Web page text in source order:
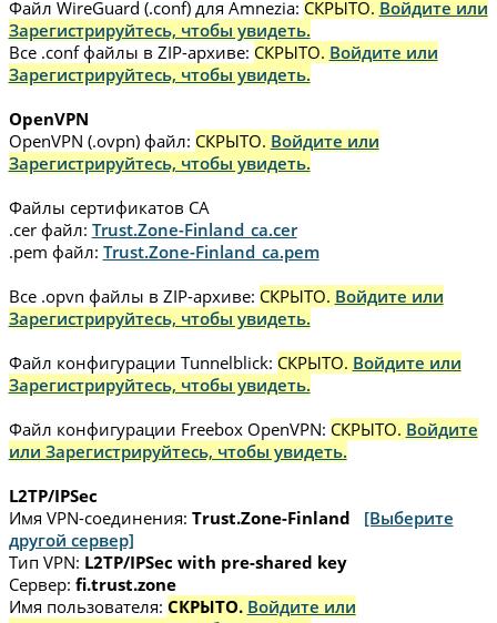
Файл WireGuard (.conf) для Amnezia: СКРЫТО. Войдите или
Зарегистрируйтесь, чтобы увидеть.
Все .conf файлы в ZIP-архиве: СКРЫТО. Войдите или
Зарегистрируйтесь, чтобы увидеть.
OpenVPN
OpenVPN (.ovpn) файл: СКРЫТО. Войдите или
Зарегистрируйтесь, чтобы увидеть.
Файлы сертификатов CA
.cer файл: Trust.Zone-Finland_ca.cer
.pem файл: Trust.Zone-Finland_ca.pem
Все .opvn файлы в ZIP-архиве: СКРЫТО. Войдите или
Зарегистрируйтесь, чтобы увидеть.
Файл конфигурации Tunnelblick: СКРЫТО. Войдите или
Зарегистрируйтесь, чтобы увидеть.
Файл конфигурации Freebox OpenVPN: СКРЫТО. Войдите
или Зарегистрируйтесь, чтобы увидеть.
L2TP/IPSec
Имя VPN-соединения: Trust.Zone-Finland
[Выберите
другой сервер]
Тип VPN: L2TP/IPSec with pre-shared key
Сервер: fi.trust.zone
Имя пользователя: СКРЫТО. Войдите или